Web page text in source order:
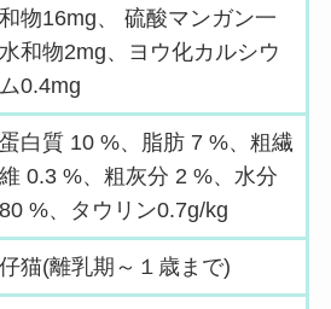
和物16mg、 硫酸マンガン一
水和物2mg、ヨウ化カルシウ
ム0.4mg
蛋白質 10 %、脂肪 7 %、粗繊
維 0.3 %、粗灰分 2 %、水分
80 %、タウリン0.7g/kg
仔猫(離乳期～１歳まで)